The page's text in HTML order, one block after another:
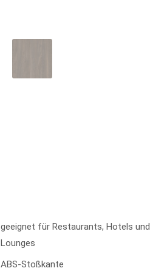
geeignet für Restaurants, Hotels und
Lounges
ABS-Stoßkante